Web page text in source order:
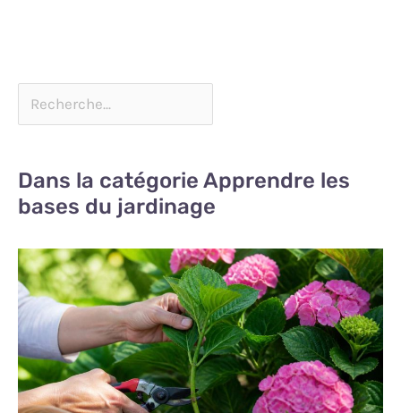
Dans la catégorie Apprendre les
bases du jardinage